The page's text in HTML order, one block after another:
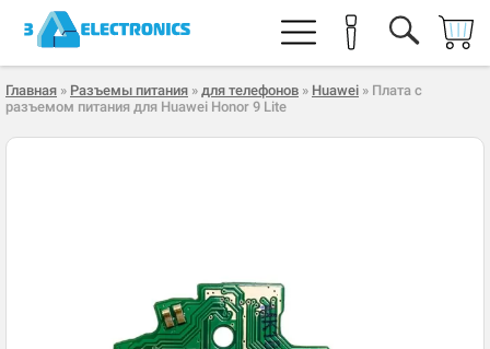
Главная » Разъемы питания » для телефонов » Huawei » Плата с
разъемом питания для Huawei Honor 9 Lite